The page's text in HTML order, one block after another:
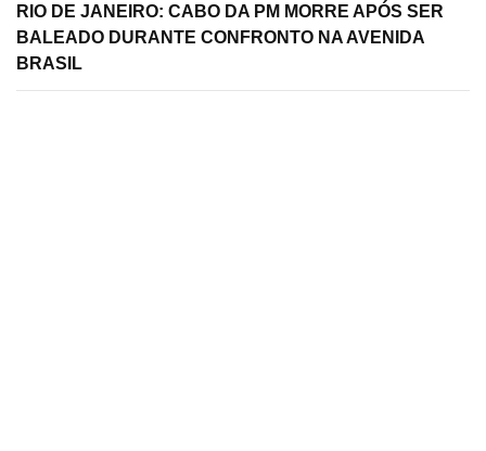
RIO DE JANEIRO: CABO DA PM MORRE APÓS SER
BALEADO DURANTE CONFRONTO NA AVENIDA
BRASIL